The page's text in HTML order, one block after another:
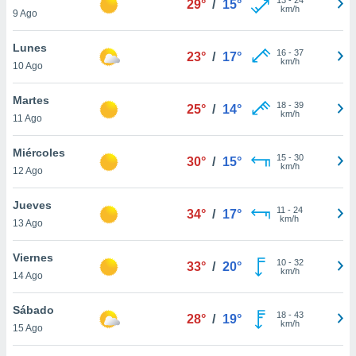
más
nuestra
y
de
disponible
cookies
aceptar
9 Ago
29° / 15°
km/h
Lunes
10 Ago
23° / 17° 16- 37
km/h
Martes
11 Ago
25° / 14° 18- 39
km/h
Miércoles
12 Ago
30° / 15° 15- 30
km/h
Jueves
13 Ago
34° / 17° 11 - 24
km/h
Viernes
14 Ago
33° / 20° 10- 32
km/h
Sábado
15 Ago
28° / 19° 18- 43
km/h